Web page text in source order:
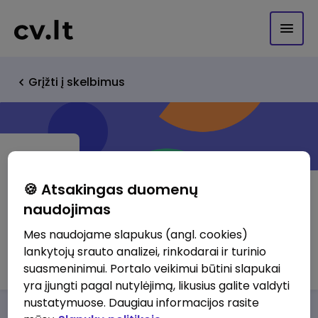
Grįžti į skelbimus
Qbis
http://www.qbis.lt
🍪 Atsakingas duomenų
naudojimas
Mes naudojame slapukus (angl. cookies)
lankytojų srauto analizei, rinkodarai ir turinio
suasmeninimui. Portalo veikimui būtini slapukai
yra įjungti pagal nutylėjimą, likusius galite valdyti
nustatymuose. Daugiau informacijos rasite